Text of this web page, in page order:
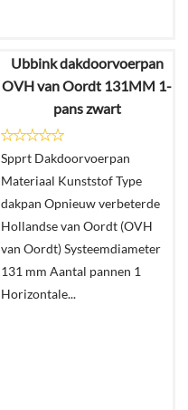
€161,75
€94,63
In
winkelmand
Ubbink dakdoorvoerpan
OVH van Oordt 131MM 1-
pans zwart
Spprt Dakdoorvoerpan
Materiaal Kunststof Type
dakpan Opnieuw verbeterde
Hollandse van Oordt (OVH
van Oordt) Systeemdiameter
131 mm Aantal pannen 1
Horizontale...